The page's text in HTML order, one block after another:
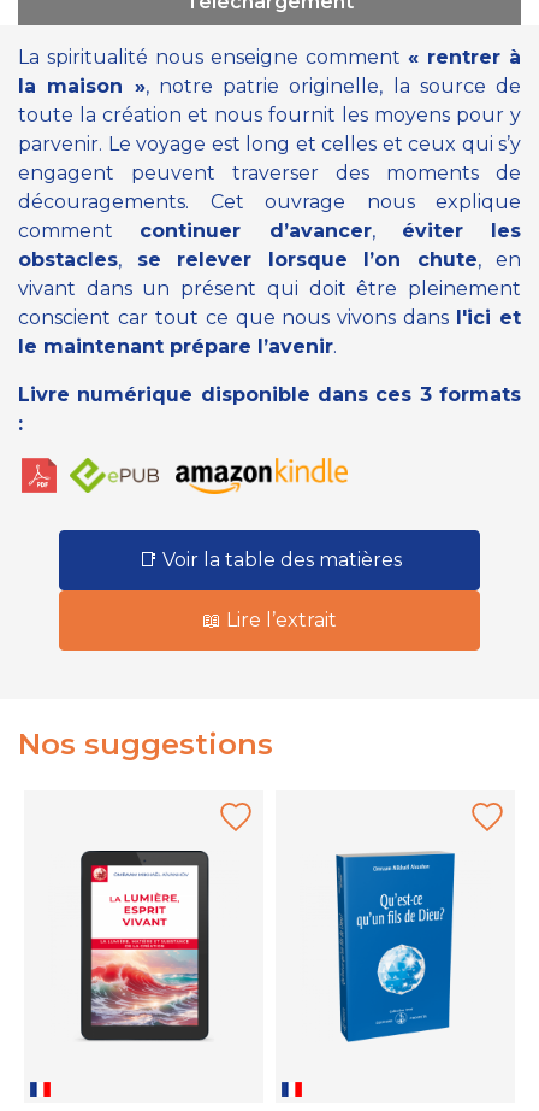
La spiritualité nous enseigne comment « rentrer à
la maison », notre patrie originelle, la source de
toute la création et nous fournit les moyens pour y
parvenir. Le voyage est long et celles et ceux qui s’y
engagent peuvent traverser des moments de
découragements. Cet ouvrage nous explique
comment continuer d’avancer, éviter les
obstacles, se relever lorsque l’on chute, en
vivant dans un présent qui doit être pleinement
conscient car tout ce que nous vivons dans l'ici et
le maintenant prépare l’avenir.
Livre numérique disponible dans ces 3 formats
:
📑 Voir la table des matières
📖 Lire l’extrait
Nos suggestions